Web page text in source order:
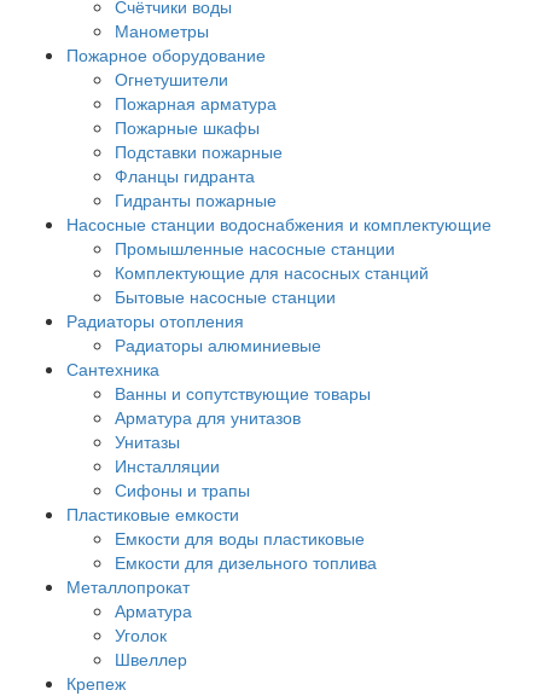
Счётчики воды
Манометры
Пожарное оборудование
Огнетушители
Пожарная арматура
Пожарные шкафы
Подставки пожарные
Фланцы гидранта
Гидранты пожарные
Насосные станции водоснабжения и комплектующие
Промышленные насосные станции
Комплектующие для насосных станций
Бытовые насосные станции
Радиаторы отопления
Радиаторы алюминиевые
Сантехника
Ванны и сопутствующие товары
Арматура для унитазов
Унитазы
Инсталляции
Сифоны и трапы
Пластиковые емкости
Емкости для воды пластиковые
Емкости для дизельного топлива
Металлопрокат
Арматура
Уголок
Швеллер
Крепеж